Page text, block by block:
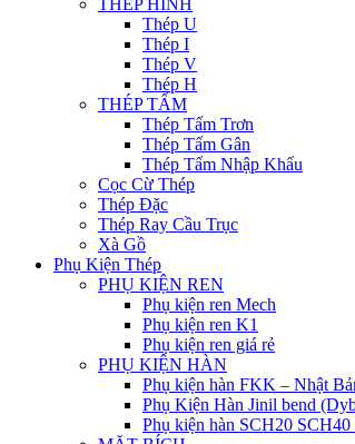
THÉP HÌNH
Thép U
Thép I
Thép V
Thép H
THÉP TẤM
Thép Tấm Trơn
Thép Tấm Gân
Thép Tấm Nhập Khẩu
Cọc Cừ Thép
Thép Đặc
Thép Ray Cầu Trục
Xà Gồ
Phụ Kiện Thép
PHỤ KIỆN REN
Phụ kiện ren Mech
Phụ kiện ren K1
Phụ kiện ren giá rẻ
PHỤ KIỆN HÀN
Phụ kiện hàn FKK – Nhật
Phụ Kiện Hàn Jinil bend
Phụ kiện hàn SCH20